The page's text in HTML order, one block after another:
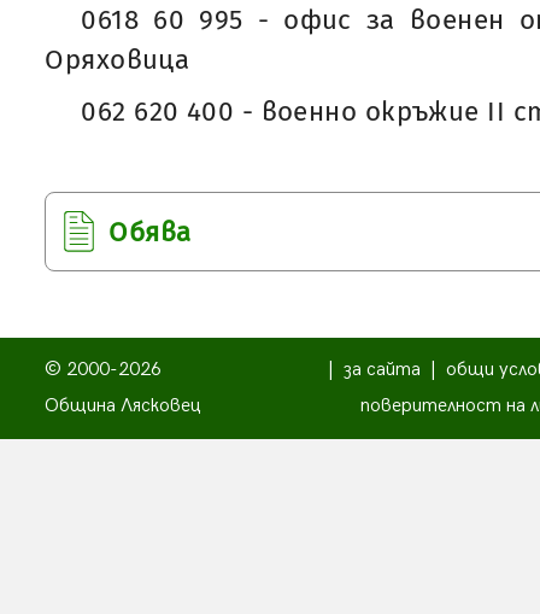
0618 60 995 - офис за военен
Оряховица
062 620 400 - военно окръжие II
Обява
© 2000-2026
Община Лясковец
за сайта
общи
поверителност на